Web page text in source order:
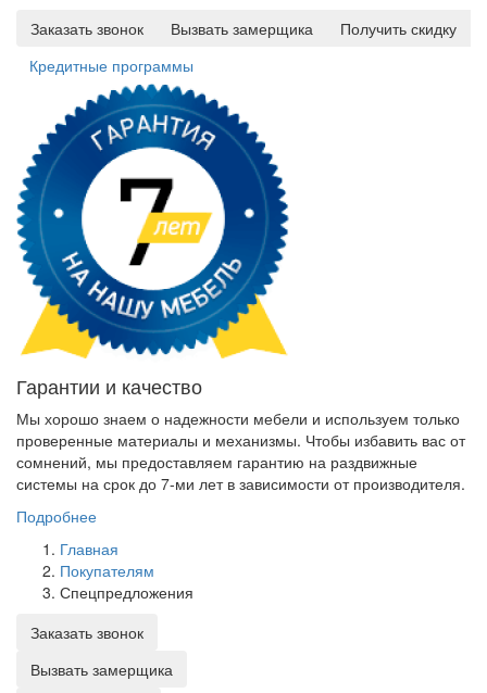
Заказать звонок
Вызвать замерщика
Получить скидку
Кредитные программы
Гарантии и качество
Мы хорошо знаем о надежности мебели и используем только
проверенные материалы и механизмы. Чтобы избавить вас от
сомнений, мы предоставляем гарантию на раздвижные
системы на срок до 7-ми лет в зависимости от производителя.
Подробнее
Главная
Покупателям
Спецпредложения
Заказать звонок
Вызвать замерщика